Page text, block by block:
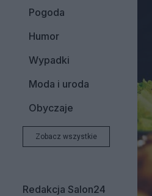
Pogoda
Humor
Wypadki
Moda i uroda
Obyczaje
Zobacz wszystkie
Redakcja Salon24